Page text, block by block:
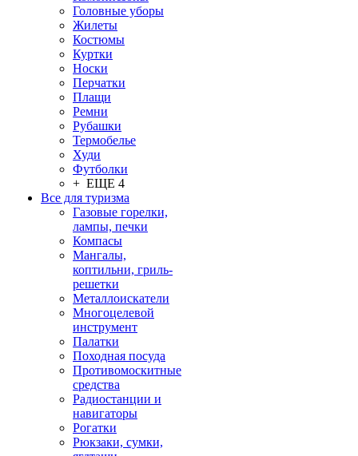
Головные уборы
Жилеты
Костюмы
Куртки
Носки
Перчатки
Плащи
Ремни
Рубашки
Термобелье
Худи
Футболки
+ ЕЩЕ 4
Все для туризма
Газовые горелки,
лампы, печки
Компасы
Мангалы,
коптильни, гриль-
решетки
Металлоискатели
Многоцелевой
инструмент
Палатки
Походная посуда
Противомоскитные
средства
Радиостанции и
навигаторы
Рогатки
Рюкзаки, сумки,